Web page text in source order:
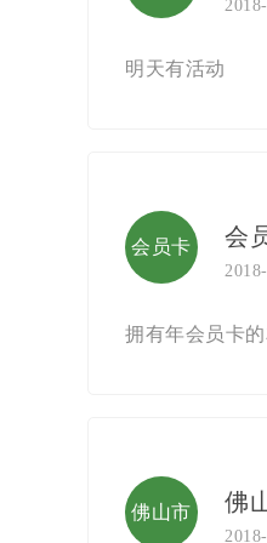
明天有活动
会员卡 会
拥有年会员卡
佛山市 佛